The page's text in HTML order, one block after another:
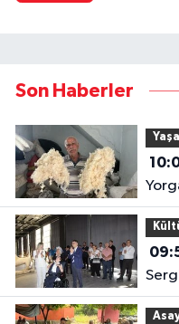
Son Haberler